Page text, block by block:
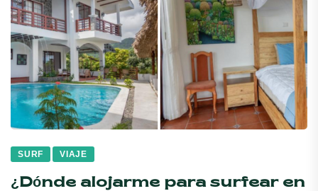
SURF VIAJE
¿Dónde alojarme para surfear en